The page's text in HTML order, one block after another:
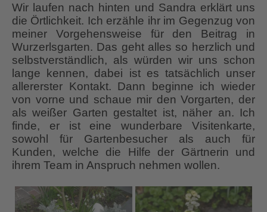
Wir laufen nach hinten und Sandra erklärt uns
die Örtlichkeit. Ich erzähle ihr im Gegenzug von
meiner Vorgehensweise für den Beitrag in
Wurzerlsgarten. Das geht alles so herzlich und
selbstverständlich, als würden wir uns schon
lange kennen, dabei ist es tatsächlich unser
allererster Kontakt. Dann beginne ich wieder
von vorne und schaue mir den Vorgarten, der
als weißer Garten gestaltet ist, näher an. Ich
finde, er ist eine wunderbare Visitenkarte,
sowohl für Gartenbesucher als auch für
Kunden, welche die Hilfe der Gärtnerin und
ihrem Team in Anspruch nehmen wollen.